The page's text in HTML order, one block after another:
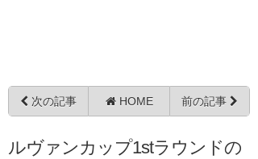
次の記事 HOME 前の記事
ルヴァンカップ1stラウンドの